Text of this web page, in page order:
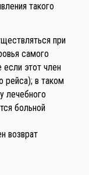
такого
при
самого
этот член
рейса); в таком
лечебного
больной
возврат